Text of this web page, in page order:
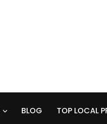
BLOG TOP LOCAL